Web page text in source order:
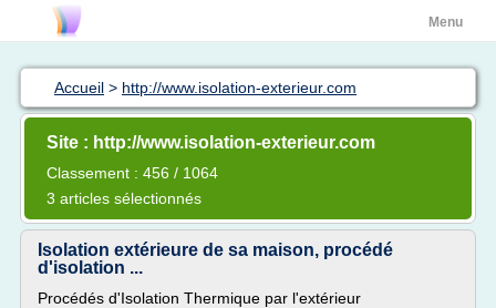
Menu
Accueil > http://www.isolation-exterieur.com
Site : http://www.isolation-exterieur.com
Classement : 456 / 1064
3 articles sélectionnés
Isolation extérieure de sa maison, procédé
d'isolation ...
Procédés d'Isolation Thermique par l'extérieur